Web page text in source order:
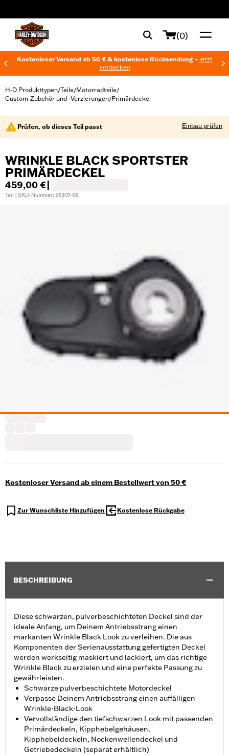
(0)
Kostenloser Versand ab 50 € & kostenlose Rücksendung – jetzt
entdecken
H-D Produkttypen/Teile/Motorradteile/
Custom-Zubehör und -Verzierungen/Primärdeckel
Prüfen, ob dieses Teil passt Einbau prüfen
WRINKLE BLACK SPORTSTER
PRIMÄRDECKEL
459,00 €
Teil | SKU-Nummer: 25307-06
Kostenloser Versand ab einem Bestellwert von 50 €
Zur Wunschliste Hinzufügen Kostenlose Rückgabe
BESCHREIBUNG
Diese schwarzen, pulverbeschichteten Deckel sind der
ideale Anfang, um Deinem Antriebsstrang einen
markanten Wrinkle Black Look zu verleihen. Die aus
Komponenten der Serienausstattung gefertigten Deckel
werden werkseitig maskiert und lackiert, um das richtige
Wrinkle Black zu erzielen und eine perfekte Passung zu
gewährleisten.
Schwarze pulverbeschichtete Motordeckel
Verpasse Deinem Antriebsstrang einen auffälligen
Wrinkle-Black-Look
Vervollständige den tiefschwarzen Look mit passenden
Primärdeckeln, Kipphebelgehäusen,
Kipphebeldeckeln, Nockenwellendeckel und
Getriebedeckeln (separat erhältlich)